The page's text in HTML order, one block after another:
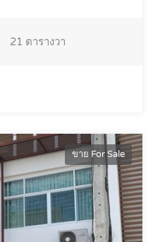
21 ตารางวา
ขาย For Sale